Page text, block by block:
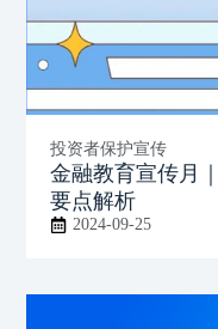
投资者保护宣传
金融教育宣传月
要点解析
2024-09-25